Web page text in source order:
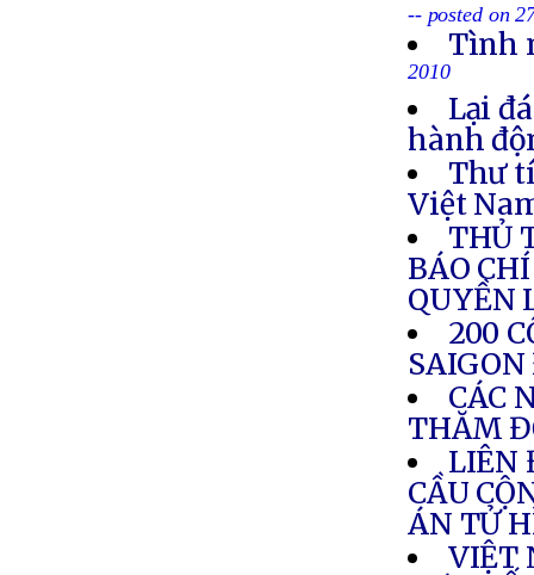
-- posted on
Tình
2010
Lại
hành
Thư
Việt
THỦ
BÁO
QUYỀN
200
CÁC
THĂM
LIÊN
CẦU
ÁN TỬ
VIỆT